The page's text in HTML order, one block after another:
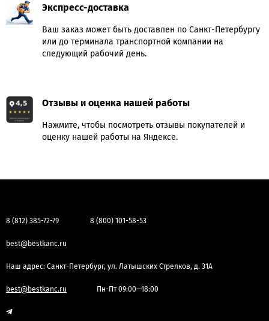
Экспресс-доставка
Ваш заказ может быть доставлен по Санкт-Петербургу
или до терминала транспортной компании на
следующий рабочий день.
Отзывы и оценка нашей работы
Нажмите, чтобы посмотреть отзывы покупателей и
оценку нашей работы на Яндексе.
8 (812) 385-72-79 8 (800) 101-58-53
best@bestkanc.ru
Наш адрес: Санкт-Петербург, ул. Латышских Стрелков, д. 31А
best@bestkanc.ru Пн-Пт 09:00—18:00